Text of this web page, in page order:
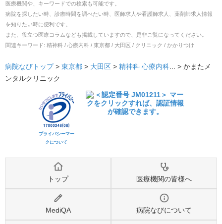
医療機関や、キーワードでの検索も可能です。
病院を探したい時、診療時間を調べたい時、医師求人や看護師求人、薬剤師求人情報
を知りたい時に便利です。
また、役立つ医療コラムなども掲載していますので、是非ご覧になってください。
関連キーワード: 精神科 / 心療内科 / 東京都 / 大田区 / クリニック / かかりつけ
病院なびトップ > 東京都 > 大田区 > 精神科 心療内科 ... > かまたメ
ンタルクリニック
プライバシーマー
クについて
トップ 医療機関の皆様へ
MediQA 病院なびについて